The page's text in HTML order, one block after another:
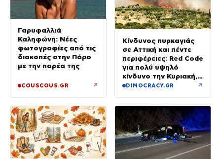
Γαρυφαλλιά
Καληφώνη: Νέες
φωτογραφίες από τις
διακοπές στην Πάρο
με την παρέα της
COUSCOUS.GR ↗
Κίνδυνος πυρκαγιάς
σε Αττική και πέντε
περιφέρειες: Red Code
για πολύ υψηλό
κίνδυνο την Κυριακή,
με μελτέμια έως 8
DIMOCRACY.GR ↗